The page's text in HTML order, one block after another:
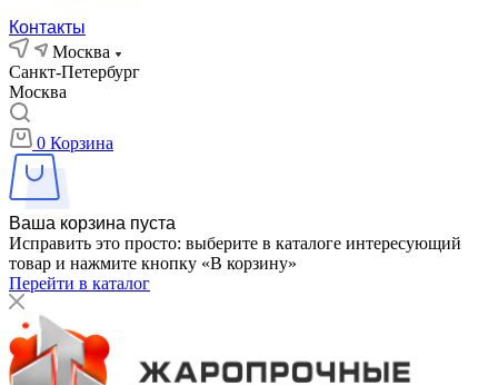
Контакты
Москва
Санкт-Петербург
Москва
0 Корзина
Ваша корзина пуста
Исправить это просто: выберите в каталоге интересующий
товар и нажмите кнопку «В корзину»
Перейти в каталог